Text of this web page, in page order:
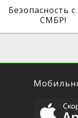
Безопасность с
СМБР!